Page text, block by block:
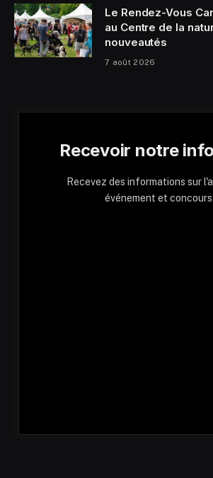
Le Rendez-Vous
au Centre de la
nouveautés
7 août 2026
Recevoir notre
Recevez des informations sur
événement et concours